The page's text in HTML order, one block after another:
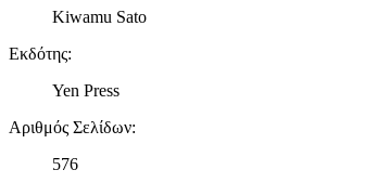
Kiwamu Sato
Εκδότης:
Yen Press
Αριθμός Σελίδων:
576